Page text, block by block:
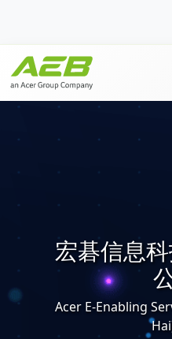
宏碁信息
Acer E-Enabling